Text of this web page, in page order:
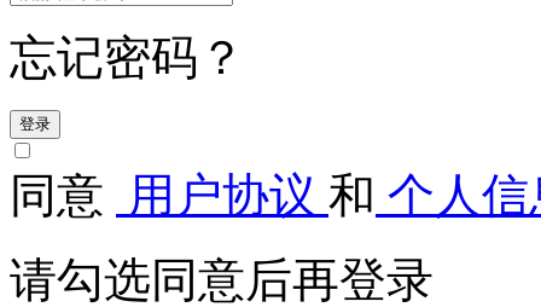
忘记密码？
登录
同意 用户协议 和 个人
请勾选同意后再登录